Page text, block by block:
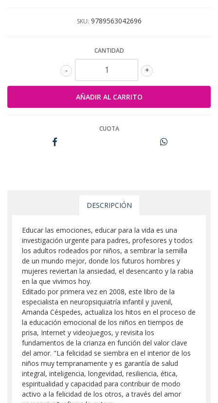
SKU: 9789563042696
CANTIDAD
+
-
CUOTA
DESCRIPCIÓN
Educar las emociones, educar para la vida es una
investigación urgente para padres, profesores y todos
los adultos rodeados por niños, a sembrar la semilla
de un mundo mejor, donde los futuros hombres y
mujeres reviertan la ansiedad, el desencanto y la rabia
en la que vivimos hoy.
Editado por primera vez en 2008, este libro de la
especialista en neuropsiquiatría infantil y juvenil,
Amanda Céspedes, actualiza los hitos en el proceso de
la educación emocional de los niños en tiempos de
prisa, Internet y videojuegos, y revisita los
fundamentos de la crianza en función del valor clave
del amor. "La felicidad se siembra en el interior de los
niños muy tempranamente y es garantía de salud
integral, inteligencia, longevidad, resiliencia, ética,
espiritualidad y capacidad para contribuir de modo
activo a la felicidad de los otros, a través del amor